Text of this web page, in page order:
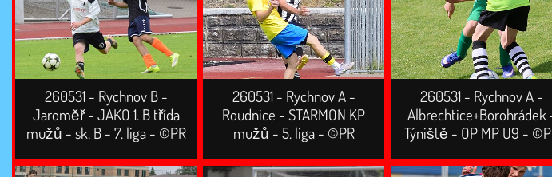
260531 - Rychnov B -
Jaroměř - JAKO 1. B třída
mužů - sk. B - 7. liga - ©PR
260531 - Rychnov A -
Roudnice - STARMON KP
mužů - 5. liga - ©PR
260531 - Rychnov A -
Albrechtice+Borohrádek
Týniště - OP MP U9 -